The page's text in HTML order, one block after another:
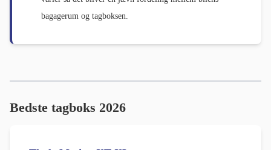
bagagerum og tagboksen.
Bedste tagboks 2026